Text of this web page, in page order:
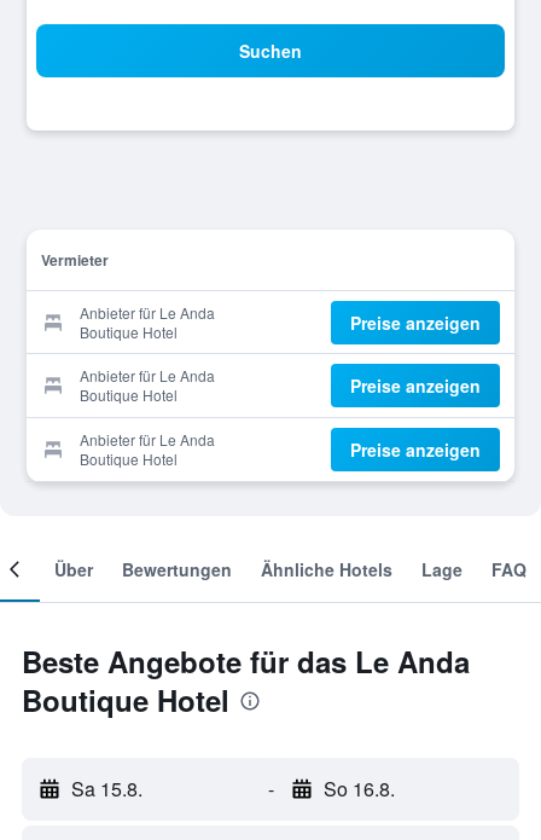
Suchen
Vermieter
Anbieter für Le Anda
Boutique Hotel
Preise anzeigen
Anbieter für Le Anda
Boutique Hotel
Preise anzeigen
Anbieter für Le Anda
Boutique Hotel
Preise anzeigen
Über Bewertungen Ähnliche Hotels Lage FAQ
Beste Angebote für das Le Anda
Boutique Hotel
Sa 15.8. - So 16.8.